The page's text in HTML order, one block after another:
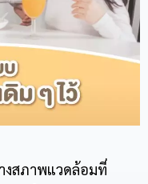
งสภาพแวดล้อมที่